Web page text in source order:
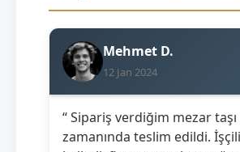
Mehmet D.
12 Jan 2024
“ Sipariş verdiğim mezar
zamanında teslim edildi.